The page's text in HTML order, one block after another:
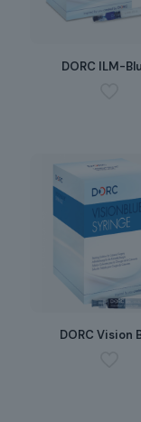
DORC ILM-
DORC Vision